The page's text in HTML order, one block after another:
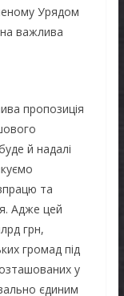
Урядом
важлива
пропозиція
й надалі
та
Адже цей
грн,
громад під
у
єдиним